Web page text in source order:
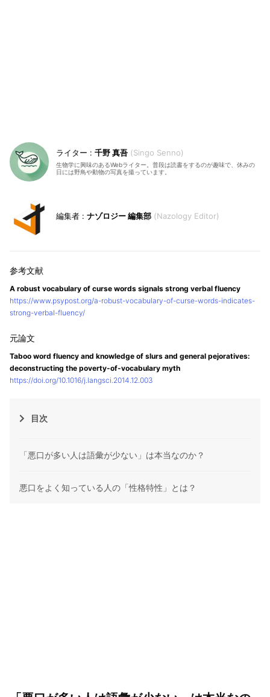
千野 真吾 Singo Senno
生物学に興味のあるWebライター。普段は読書をするのが趣味で、休みの
日には野鳥や動物の写真を撮っています。
ナゾロジー 編集部 Nazology Editor
A robust vocabulary of curse words signals strong verbal fluency
https://www.psypost.org/a-robust-vocabulary-of-curse-words-indicates-
strong-verbal-fluency/
Taboo word fluency and knowledge of slurs and general pejoratives:
deconstructing the poverty-of-vocabulary myth
https://doi.org/10.1016/j.langsci.2014.12.003
目次
「悪口が多い人は語彙が少ない」は本当なのか？
悪口をよく知っている人の「性格特性」とは？